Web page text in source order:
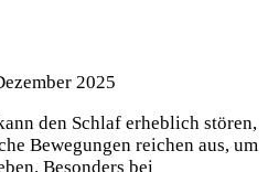
2025
den Schlaf erheblich stören,
Bewegungen reichen aus, um
Besonders bei